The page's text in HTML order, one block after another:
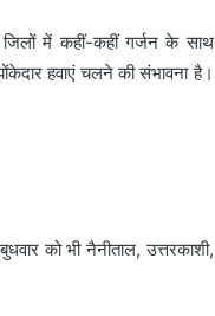
जिलों में कहीं-कहीं गर्जन के साथ
हवाएं चलने की संभावना है।
को भी नैनीताल, उत्तरकाशी,